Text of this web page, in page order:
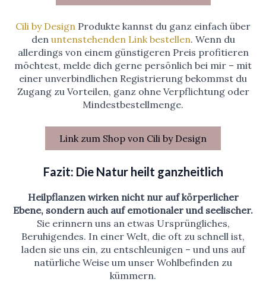
Cili by Design Produkte kannst du ganz einfach über
den untenstehenden Link bestellen. Wenn du
allerdings von einem günstigeren Preis profitieren
möchtest, melde dich gerne persönlich bei mir – mit
einer unverbindlichen Registrierung bekommst du
Zugang zu Vorteilen, ganz ohne Verpflichtung oder
Mindestbestellmenge.
Link zum Shop von Cili by Design
Fazit: Die Natur heilt ganzheitlich
Heilpflanzen wirken nicht nur auf körperlicher
Ebene, sondern auch auf emotionaler und seelischer.
Sie erinnern uns an etwas Ursprüngliches,
Beruhigendes. In einer Welt, die oft zu schnell ist,
laden sie uns ein, zu entschleunigen – und uns auf
natürliche Weise um unser Wohlbefinden zu
kümmern.